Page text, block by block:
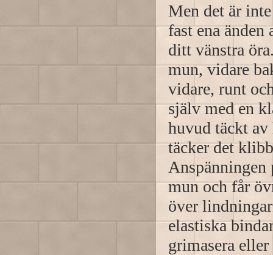
Men det är
fast ena
ditt vänstra
mun, vidare
vidare, runt
själv med en
huvud täckt av
täcker det
Anspänningen
mun och får
över
elastiska
grimasera